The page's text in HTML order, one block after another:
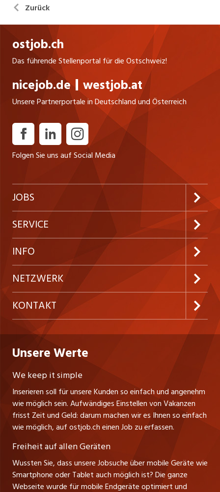
Zurück
ostjob.ch
Das führende Stellenportal für die Ostschweiz!
nicejob.de westjob.at
Unsere Partnerportale in Deutschland und Österreich
Folgen Sie uns auf Social Media
JOBS
Jobabo abonnieren
Neue Stellen
Festanstellungen
Temporäre Jobs
Freelance Jobs
Praktika
Lehrstellen
Führungspositionen
Management / Kader-Jobs
Berufsgruppen
Top-Regionen
SERVICE
Kundenlogin
Inserieren
Firmen
Personalvermittler
INFO
Preise & Leistungen
AGB
Datenschutzerklärung
Nutzungsbedingungen
Stellenmeldepflicht
Schnittstelle
Impressum
NETZWERK
westjob.at
nicejob.de
myjob.ch
zentraljob.ch
jobbasel.ch
jobbern.ch
jobmittelland.ch
jobzüri.ch
schaffu.ch (VS)
KONTAKT
CH Media Classifieds AG
Fürstenlandstrasse 122
CH-9001 St. Gallen
Tel. +41 71 272 73 80
info@ostjob.ch/inserate@ostjob.ch
Henrik Jasek
Leiter ostjob.ch
Fredy Pillinger
Verkauf und Beratung
Christoph Walzl
Verkauf und Beratung
Unsere Werte
We keep it simple
Inserieren soll für unsere Kunden so einfach und angenehm
wie möglich sein. Aufwändiges Einstellen von Vakanzen
frisst Zeit und Geld: darum machen wir es Ihnen so einfach
wie möglich, auf ostjob.ch einen Job zu erfassen.
Freiheit auf allen Geräten
Wussten Sie, dass unsere Jobsuche über mobile Geräte wie
Smartphone oder Tablet auch möglich ist? Die ganze
Webseite wurde für mobile Endgeräte optimiert und